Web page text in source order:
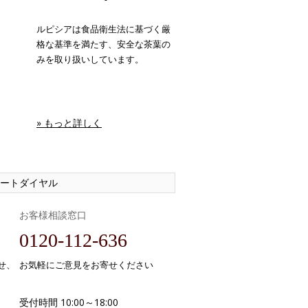
ルピシアは食品衛生法に基づく厳
格な基準を満たす、安全な茶葉の
みを取り扱いしています。
» もっと詳しく
トダイヤル
お客様相談窓口
0120-112-636
お気軽にご意見をお寄せください
受付時間 10:00～18:00